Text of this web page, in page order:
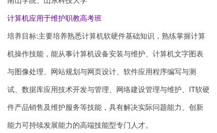
计算机应用于维护职教高考班
培养目标:主要培养熟悉计算机软硬件基础知识，熟练掌握计算
机操作技能，能从事计算机设备安装与维护、计算机文字图表
与图像处理、网站规划与网页设计、软件应用程序编写与测
试、数据库应用技术开发与管理、网络建设管理与维护、IT软硬
件产品销售及维护服务等技能，具有解决实际问题能力、创新
能力可持续发展能力的高端技能型专门人才。